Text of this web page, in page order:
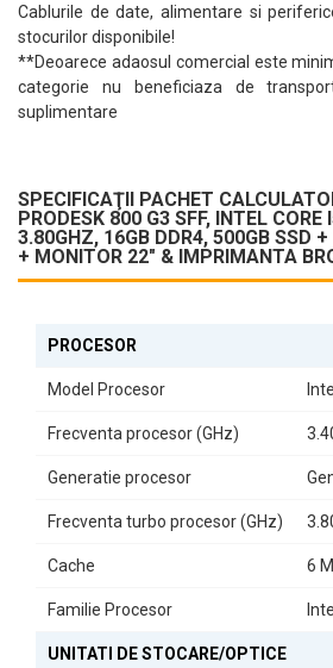
Conectivitate și Porturi
HP ProDesk 800 G3 SFF vine echipat cu
inclusiv:
8x USB
1x RJ-45 pentru conectivitate de rețea
Design Compact și
Carcasa SFF (Small Form Factor)
aveți nevoie pentru a începe lucrul imediat.
În plus, pachetul include oImprimantă
completează perfect setul, oferind
sistem este construit pentru a face
de încredere, fie că lucrați la proiecte
Cablurile de date, alimentare si
stocurilor disponibile!
**Deoarece adaosul comercial este
categorie nu beneficiaza de
suplimentare
SPECIFICAŢII PACHET
PRODESK 800 G3 SFF, INTEL
3.80GHZ, 16GB DDR4, 500GB SSD
+ MONITOR 22" & IMPRIMANTA
PROCESOR
Model Procesor
Frecventa procesor (GHz)
Generatie procesor
Frecventa turbo procesor (GHz)
Cache 6
Familie Procesor
UNITATI DE STOCARE/OPTICE